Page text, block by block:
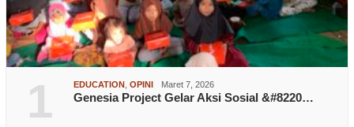
1 EDUCATION OPINI Maret 7, 2026
Genesia Project Gelar Aksi Sosial &#8220…